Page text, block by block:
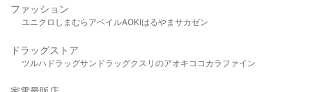
ファッション
ユニクロ しまむら アベイルAOKIはるやま サカゼン
ドラッグストア
ツルハドラッグサンドラッグクスリのアオキ ココカラファイン